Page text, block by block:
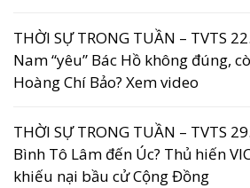
THỜI SỰ TRONG TUẦN – TVTS
Nam “yêu” Bác Hồ không đúng,
Hoàng Chí Bảo? Xem video
THỜI SỰ TRONG TUẦN – TVTS
Bình Tô Lâm đến Úc? Thủ hiến
khiếu nại bầu cử Cộng Đồng